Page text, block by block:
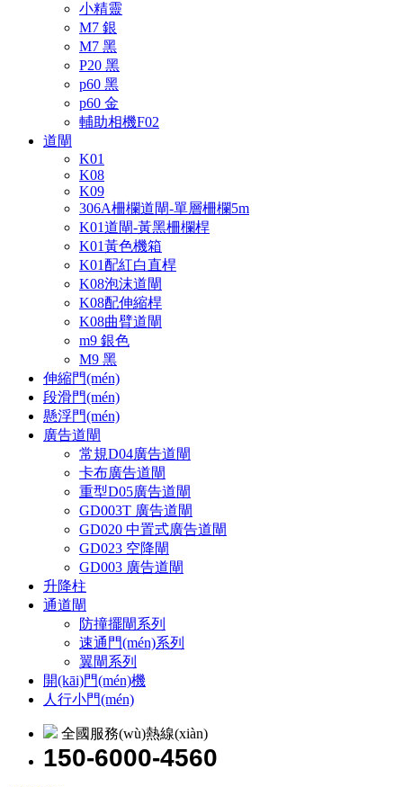
小精靈
M7 銀
M7 黑
P20 黑
p60 黑
p60 金
輔助相機F02
道閘
K01
K08
K09
306A柵欄道閘-單層柵欄5m
K01道閘-黃黑柵欄桿
K01黃色機箱
K01配紅白直桿
K08泡沫道閘
K08配伸縮桿
K08曲臂道閘
m9 銀色
M9 黑
伸縮門(mén)
段滑門(mén)
懸浮門(mén)
廣告道閘
常規D04廣告道閘
卡布廣告道閘
重型D05廣告道閘
GD003T 廣告道閘
GD020 中置式廣告道閘
GD023 空降閘
GD003 廣告道閘
升降柱
通道閘
防撞擺閘系列
速通門(mén)系列
翼閘系列
開(kāi)門(mén)機
人行小門(mén)
全國服務(wù)熱線(xiàn)
150-6000-4560